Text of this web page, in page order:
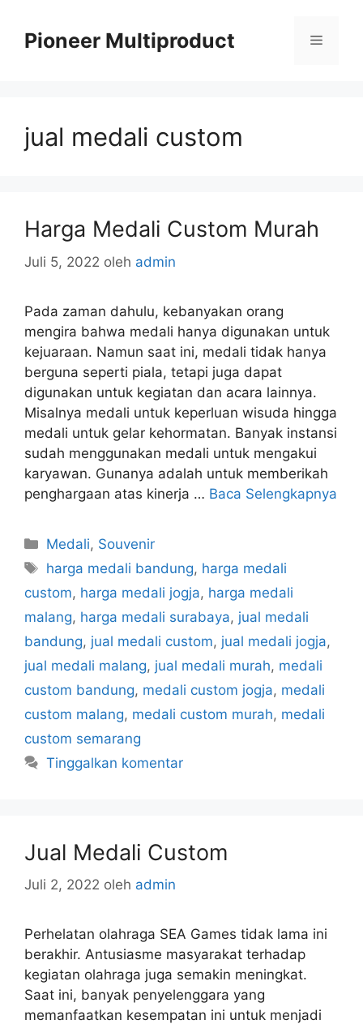
Pioneer Multiproduct Menu
jual medali custom
Harga Medali Custom Murah
Juli 5, 2022 oleh admin
Pada zaman dahulu, kebanyakan orang
mengira bahwa medali hanya digunakan untuk
kejuaraan. Namun saat ini, medali tidak hanya
berguna seperti piala, tetapi juga dapat
digunakan untuk kegiatan dan acara lainnya.
Misalnya medali untuk keperluan wisuda hingga
medali untuk gelar kehormatan. Banyak instansi
sudah menggunakan medali untuk mengakui
karyawan. Gunanya adalah untuk memberikah
penghargaan atas kinerja … Baca Selengkapnya
Kategori
Medali, Souvenir
Tag
harga medali bandung, harga medali
custom, harga medali jogja, harga medali
malang, harga medali surabaya, jual medali
bandung, jual medali custom, jual medali jogja,
jual medali malang, jual medali murah, medali
custom bandung, medali custom jogja, medali
custom malang, medali custom murah, medali
custom semarang
Tinggalkan komentar
Jual Medali Custom
Juli 2, 2022 oleh admin
Perhelatan olahraga SEA Games tidak lama ini
berakhir. Antusiasme masyarakat terhadap
kegiatan olahraga juga semakin meningkat.
Saat ini, banyak penyelenggara yang
memanfaatkan kesempatan ini untuk menjadi